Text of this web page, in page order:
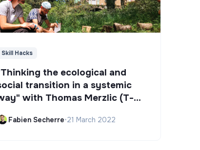
Skill Hacks
the ecological and
transition in a systemic
with Thomas Merzlic (T-
Fabien Secherre•21 March 2022